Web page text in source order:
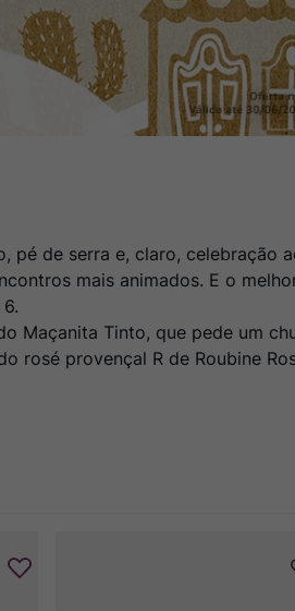
de serra e, claro, celebração
mais animados. E o
Maçanita Tinto, que pede um
provençal R de Roubine